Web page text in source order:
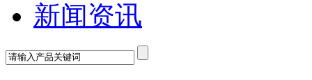
新闻资讯